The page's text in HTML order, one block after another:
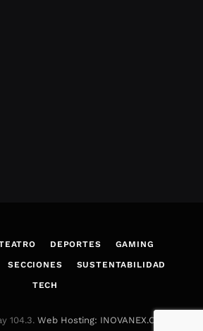
DEPORTES GAMING
SECCIONES SUSTENTABILIDAD
TECH
104.3. Web Hosting: INOVANEX.COM